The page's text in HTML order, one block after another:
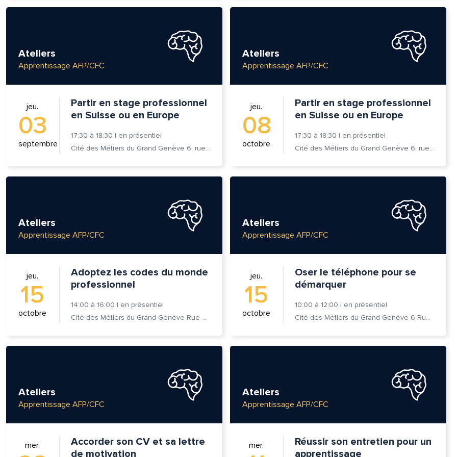
Ateliers
Apprentissage AFP/CFC
jeu.
03
septembre
Partir en stage professionnel
en Suisse ou en Europe
17:30 à 18:30 | en présentiel
Cité des Métiers du Grand Genève 6, rue Prévost-Martin 1205 Genève
Ateliers
Apprentissage AFP/CFC
jeu.
08
octobre
Partir en stage professionnel
en Suisse ou en Europe
17:30 à 18:30 | en présentiel
Cité des Métiers du Grand Genève 6, rue Prévost-Martin 1205 Genève
Ateliers
Apprentissage AFP/CFC
jeu.
15
octobre
Adoptez les codes du monde
professionnel
14:00 à 16:00 | en présentiel
Cité des Métiers du Grand Genève Rue Prévost-Martin 6 1205 Genève
Ateliers
Apprentissage AFP/CFC
jeu.
15
octobre
Oser le téléphone pour se
démarquer
10:00 à 12:00 | en présentiel
Cité des Métiers du Grand Genève 6 Rue Prévost-Martin 1205 Genève
Ateliers
Apprentissage AFP/CFC
mer.
Accorder son CV et sa lettre
de motivation
Ateliers
Apprentissage AFP/CFC
mer.
Réussir son entretien pour un
apprentissage